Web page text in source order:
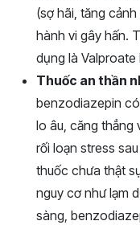
(sợ hãi, tăng
hành vi gây hấn.
dụng là
Thuốc an thần
benzodiazepin
lo âu, căng thẳng
rối loạn stress
thuốc chưa thật
nguy cơ như lạm
sàng,